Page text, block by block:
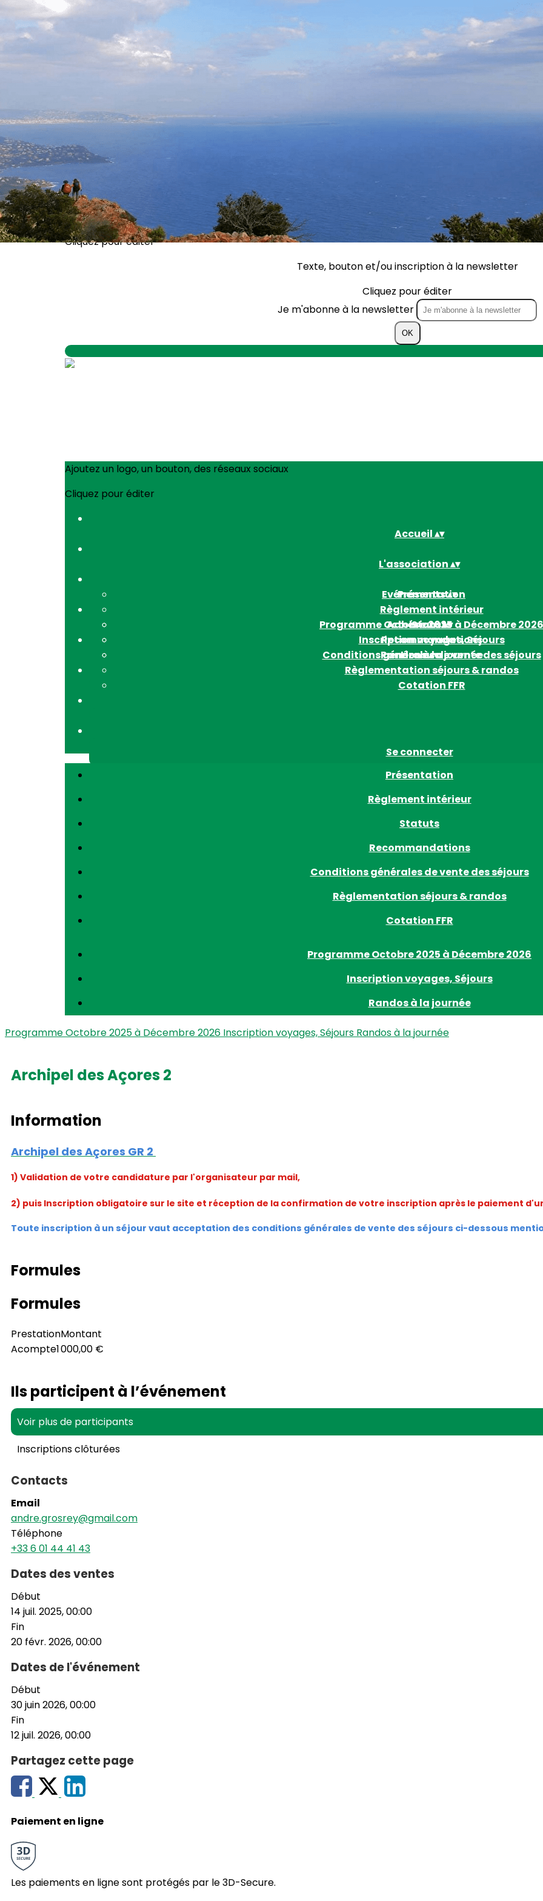
Exporter les lignes sélectionnées
Exporter toutes les colonnes
Exporter uniquement les colonnes affichées
>
Programme Octobre 2025 à Décembre 2026
Inscription voyages, Séjours
Randos à la journée
?>
Images de la page d'accueil
Cliquez pour éditer
Texte, bouton et/ou inscription à la newsletter
Cliquez pour éditer
Je m'abonne à la newsletter
OK
Ajoutez un logo, un bouton, des réseaux sociaux
Cliquez pour éditer
Accueil▴▾
L'association▴▾
Présentation
Règlement intérieur
Statuts
Recommandations
Conditions générales de vente des séjours
Règlementation séjours & randos
Cotation FFR
Evénements▴▾
Programme Octobre 2025 à Décembre 2026
Inscription voyages, Séjours
Randos à la journée
Adhésions▴▾
Liens▴▾
Se connecter
Présentation
Règlement intérieur
Statuts
Recommandations
Conditions générales de vente des séjours
Règlementation séjours & randos
Cotation FFR
Programme Octobre 2025 à Décembre 2026
Inscription voyages, Séjours
Randos à la journée
Programme Octobre 2025 à Décembre 2026 Inscription voyages, Séjours Randos à la journée
Archipel des Açores 2
Information
Archipel des Açores GR 2
1) Validation de votre candidature par l'organisateur par mail,
2) puis Inscription obligatoire sur le site et réception de la confirmation de votre inscription après le paiement
Toute inscription à un séjour vaut acceptation des conditions générales de vente des séjours ci-dessous
Formules
Formules
PrestationMontant
Acompte1 000,00 €
Ils participent à l’événement
Voir plus de participants
Inscriptions clôturées
Contacts
Email
andre.grosrey@gmail.com
Téléphone
+33 6 01 44 41 43
Dates des ventes
Début
14 juil. 2025, 00:00
Fin
20 févr. 2026, 00:00
Dates de l'événement
Début
30 juin 2026, 00:00
Fin
12 juil. 2026, 00:00
Partagez cette page
Paiement en ligne
Les paiements en ligne sont protégés par le 3D-Secure.